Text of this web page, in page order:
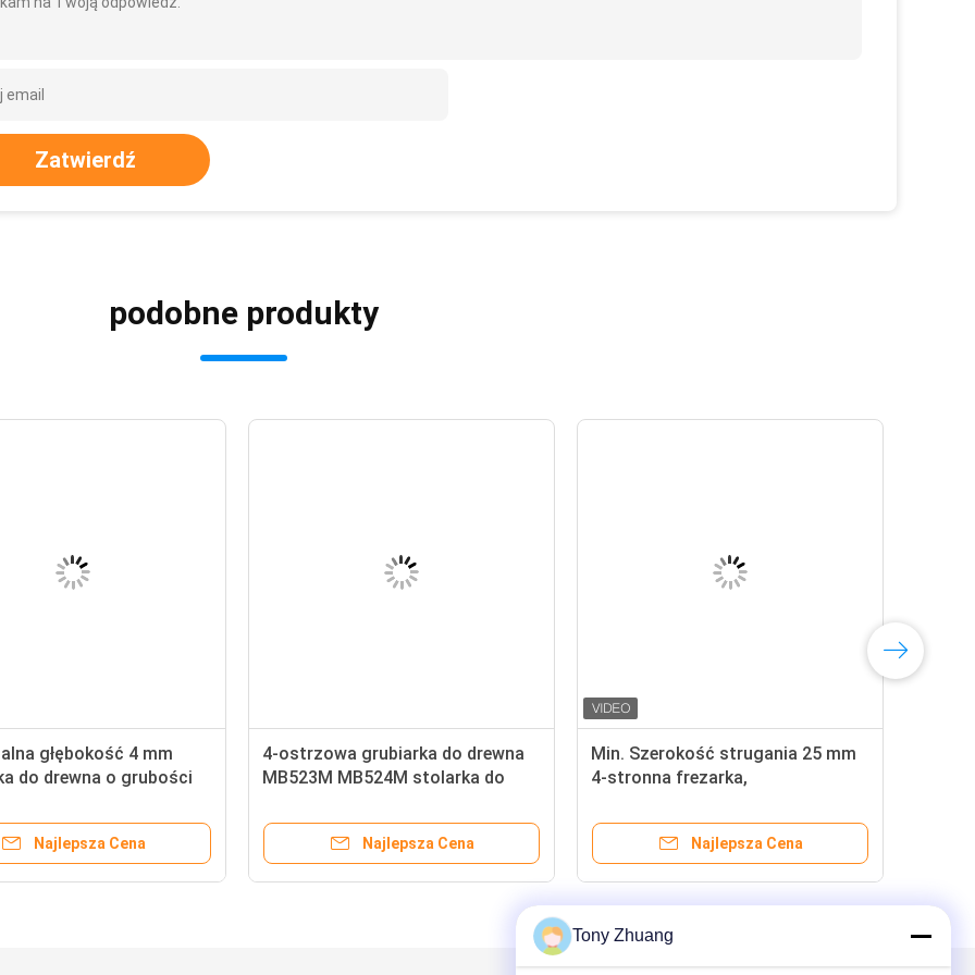
Zatwierdź
podobne produkty
głębokość 4 mm
do drewna o grubości
Najlepsza Cena
4-ostrzowa grubiarka do drewna
MB523M MB524M stolarka do
Najlepsza Cena
Min. Szerokość strugania 25 mm
4-stronna frezarka,
drewna MB4012A
Najlepsza Cena
Tony Zhuang